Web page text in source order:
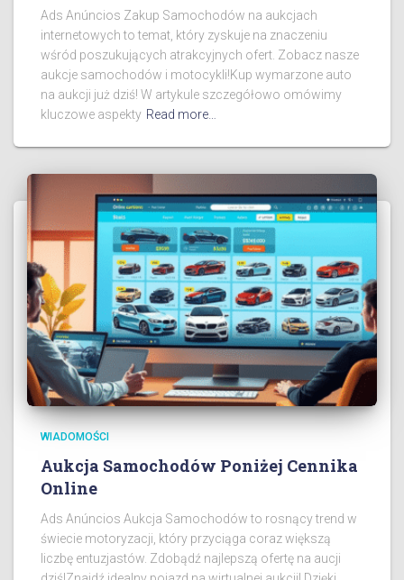
Ads Anúncios Zakup Samochodów na aukcjach
internetowych to temat, który zyskuje na znaczeniu
wśród poszukujących atrakcyjnych ofert. Zobacz nasze
aukcje samochodów i motocykli!Kup wymarzone auto
na aukcji już dziś! W artykule szczegółowo omówimy
kluczowe aspekty Read more…
WIADOMOŚCI
Aukcja Samochodów Poniżej Cennika
Online
Ads Anúncios Aukcja Samochodów to rosnący trend w
świecie motoryzacji, który przyciąga coraz większą
liczbę entuzjastów. Zdobądź najlepszą ofertę na aucji